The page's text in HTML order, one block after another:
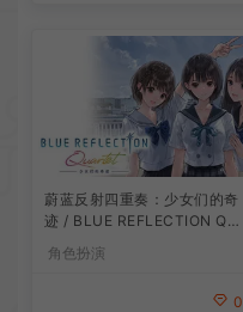
蔚蓝反射四重奏：少女们的奇
迹 / BLUE REFLECTION Qu
角色扮演
0